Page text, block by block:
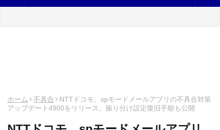
ホーム 不具合
NTTドコモ、spモードメールアプリの不具合対策
アップデート4900をリリース。振り分け設定復旧手順も公開